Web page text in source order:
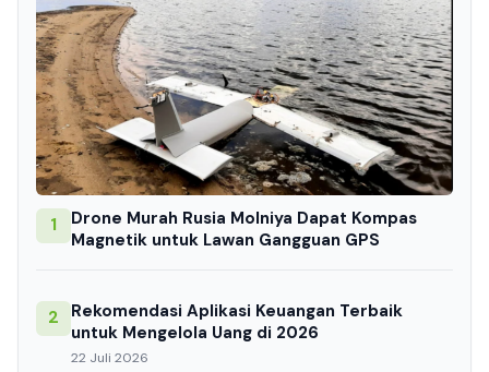
1
Drone Murah Rusia Molniya Dapat Kompas
Magnetik untuk Lawan Gangguan GPS
2
Rekomendasi Aplikasi Keuangan Terbaik
untuk Mengelola Uang di 2026
22 Juli 2026